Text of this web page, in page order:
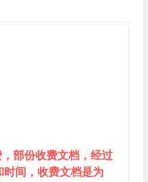
部份收费文档，经过
间，收费文档是为